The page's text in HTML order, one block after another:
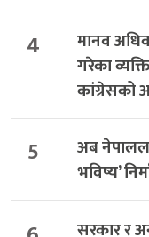
4
मानव
गरेका
कांग्रेसको
5
अब
भविष्य’
सरकार र